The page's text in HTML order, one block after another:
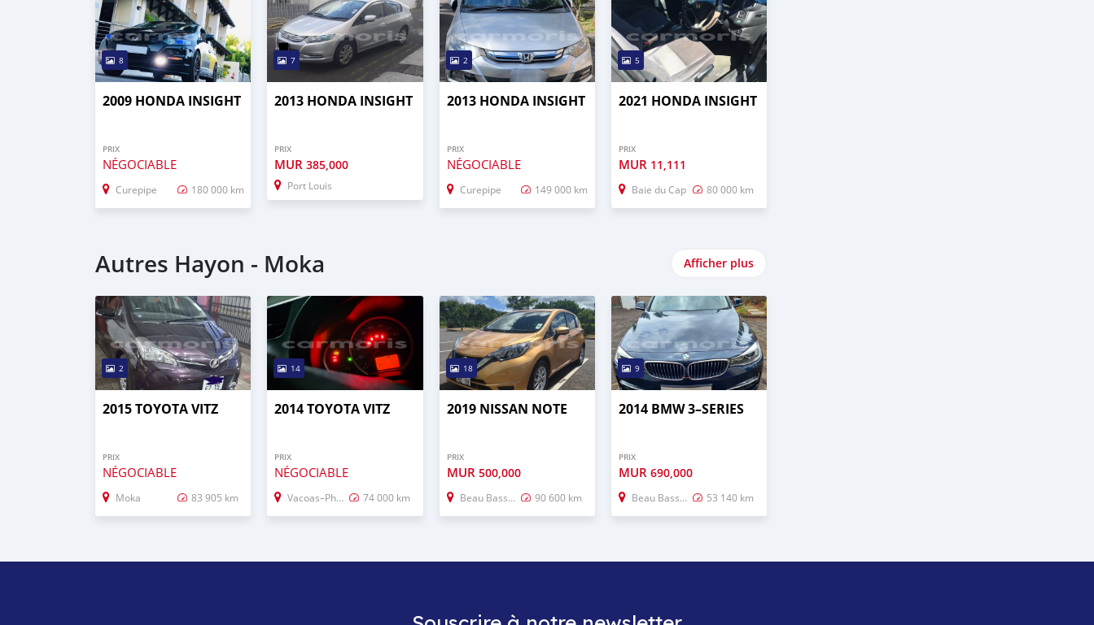
8
2009 HONDA INSIGHT
PRIX
NÉGOCIABLE
Curepipe 180 000 km
7
2013 HONDA INSIGHT
PRIX
MUR385,000
Port Louis
2
2013 HONDA INSIGHT
PRIX
NÉGOCIABLE
Curepipe 149 000 km
5
2021 HONDA INSIGHT
PRIX
MUR 11,111
Baie du Cap 80 000 km
Autres Hayon - Moka Afficher plus
2
2015 TOYOTA VITZ
PRIX
NÉGOCIABLE
Moka 83 905 km
14
2014 TOYOTA VITZ
PRIX
NÉGOCIABLE
Vacoas–Phoenix 74 000 km
18
2019 NISSAN NOTE
PRIX
MUR 500,000
Beau Bassin–Rose Hill 90 600 km
9
2014 BMW 3–SERIES
PRIX
MUR 690,000
Beau Bassin–Rose Hill 53 140 km